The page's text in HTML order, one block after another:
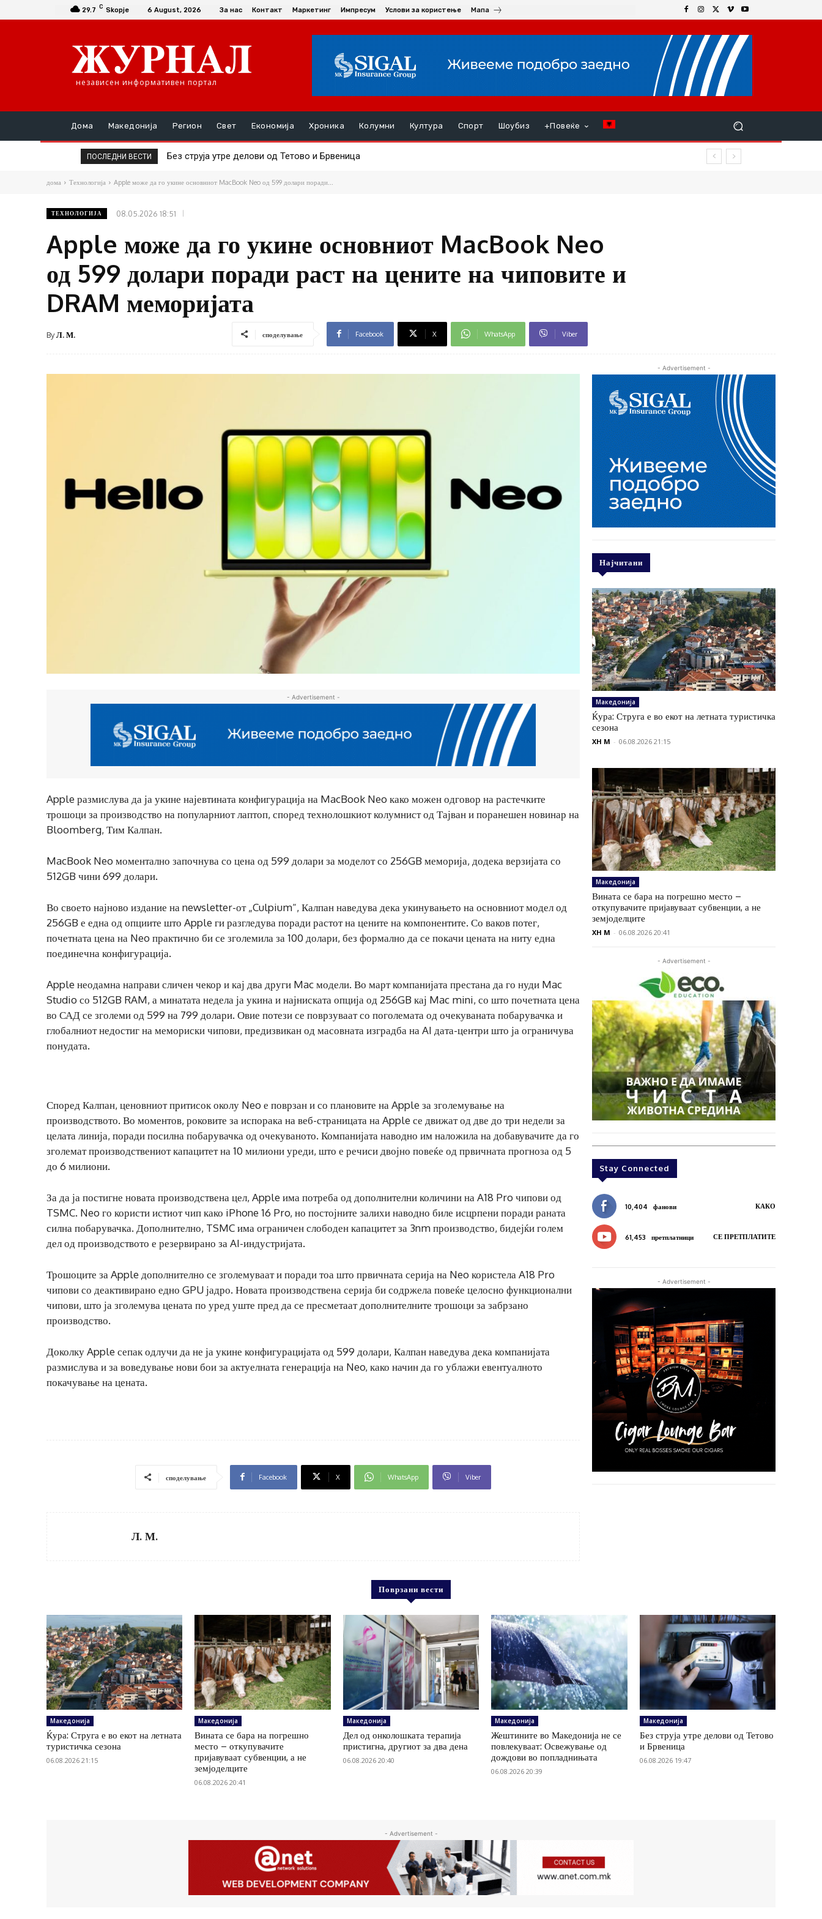
29.7 C Skopje 6 August, 2026 За нас Контакт Маркетинг Импресум Услови за користење Мапа
независен информативен портал
Дома Македонија Регион Свет Економија Хроника Колумни Култура Спорт Шоубиз +Повеќе
ПОСЛЕДНИ ВЕСТИ Ќура: Струга е во екот на летната туристичка сезона
Без струја утре делови од Тетово и Брвеница
дома Технологија Apple може да го укине основниот MacBook Neo од 599 долари поради...
ТЕХНОЛОГИЈА 08.05.2026 18:51
Apple може да го укине основниот MacBook Neo
од 599 долари поради раст на цените на чиповите и
DRAM меморијата
ByЛ. М. споделување Facebook X WhatsApp Viber
- Advertisement -
Apple размислува да ја укине најевтината конфигурација на MacBook Neo како можен одговор на растечките
трошоци за производство на популарниот лаптоп, според технолошкиот колумнист од Тајван и поранешен новинар на
Bloomberg, Тим Калпан.
MacBook Neo моментално започнува со цена од 599 долари за моделот со 256GB меморија, додека верзијата со
512GB чини 699 долари.
Во своето најново издание на newsletter-от „Culpium“, Калпан наведува дека укинувањето на основниот модел од
256GB е една од опциите што Apple ги разгледува поради растот на цените на компонентите. Со ваков потег,
почетната цена на Neo практично би се зголемила за 100 долари, без формално да се покачи цената на ниту една
поединечна конфигурација.
Apple неодамна направи сличен чекор и кај два други Mac модели. Во март компанијата престана да го нуди Mac
Studio со 512GB RAM, а минатата недела ја укина и најниската опција од 256GB кај Mac mini, со што почетната цена
во САД се зголеми од 599 на 799 долари. Овие потези се поврзуваат со поголемата од очекуваната побарувачка и
глобалниот недостиг на мемориски чипови, предизвикан од масовната изградба на AI дата-центри што ја ограничува
понудата.
Според Калпан, ценовниот притисок околу Neo е поврзан и со плановите на Apple за зголемување на
производството. Во моментов, роковите за испорака на веб-страницата на Apple се движат од две до три недели за
целата линија, поради посилна побарувачка од очекуваното. Компанијата наводно им наложила на добавувачите да го
зголемат производствениот капацитет на 10 милиони уреди, што е речиси двојно повеќе од првичната прогноза од 5
до 6 милиони.
За да ја постигне новата производствена цел, Apple има потреба од дополнителни количини на A18 Pro чипови од
TSMC. Neo го користи истиот чип како iPhone 16 Pro, но постојните залихи наводно биле исцрпени поради раната
силна побарувачка. Дополнително, TSMC има ограничен слободен капацитет за 3nm производство, бидејќи голем
дел од производството е резервирано за AI-индустријата.
Трошоците за Apple дополнително се зголемуваат и поради тоа што првичната серија на Neo користела A18 Pro
чипови со деактивирано едно GPU јадро. Новата производствена серија би содржела повеќе целосно функционални
чипови, што ја зголемува цената по уред уште пред да се пресметаат дополнителните трошоци за забрзано
производство.
Доколку Apple сепак одлучи да не ја укине конфигурацијата од 599 долари, Калпан наведува дека компанијата
размислува и за воведување нови бои за актуелната генерација на Neo, како начин да го ублажи евентуалното
покачување на цената.
споделување Facebook X WhatsApp Viber
Л. М.
- Advertisement -
Најчитани
Македонија
Ќура: Струга е во екот на летната туристичка
сезона
XH M - 06.08.2026 21:15
Македонија
Вината се бара на погрешно место –
откупувачите пријавуваат субвенции, а не
земјоделците
XH M - 06.08.2026 20:41
- Advertisement -
Stay Connected
10,404 фанови КАКО
61,453 претплатници СЕ ПРЕТПЛАТИТЕ
- Advertisement -
Поврзани вести
Македонија
Ќура: Струга е во екот на летната
туристичка сезона
06.08.2026 21:15
Македонија
Вината се бара на погрешно
место – откупувачите
пријавуваат субвенции, а не
земјоделците
06.08.2026 20:41
Македонија
Дел од онколошката терапија
пристигна, другиот за два дена
06.08.2026 20:40
Македонија
Жештините во Македонија не се
повлекуваат: Освежување од
дождови во попладнињата
06.08.2026 20:39
Македонија
Без струја утре делови од Тетово
и Брвеница
06.08.2026 19:47
- Advertisement -